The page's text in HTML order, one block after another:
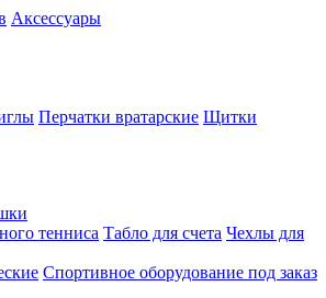
Аксессуары
Перчатки вратарские Щитки
тенниса Табло для счета Чехлы для
Спортивное оборудование под заказ